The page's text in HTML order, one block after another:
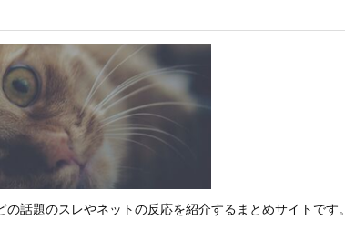
話題のスレやネットの反応を紹介するまとめサイトです。